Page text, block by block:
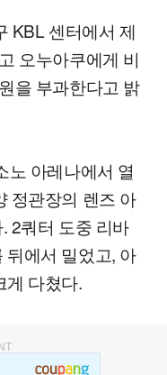
KBL 센터에서 제
오누아쿠에게 비
을 부과한다고 밝
노 아레나에서 열
정관장의 렌즈 아
2쿼터 도중 리바
뒤에서 밀었고, 아
게 다쳤다.